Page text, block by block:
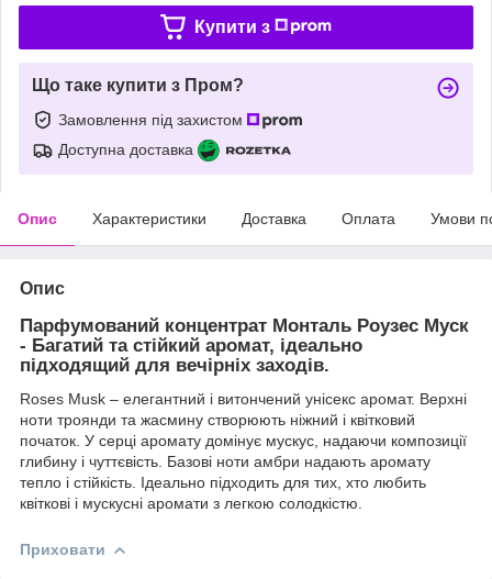
Купити з
Що таке купити з Пром?
Замовлення під захистом
Доступна доставка
Опис Характеристики Доставка Оплата Умови
Опис
Парфумований концентрат Монталь Роузес Муск
- Багатий та стійкий аромат, ідеально
підходящий для вечірніх заходів.
Roses Musk – елегантний і витончений унісекс аромат. Верхні
ноти троянди та жасмину створюють ніжний і квітковий
початок. У серці аромату домінує мускус, надаючи композиції
глибину і чуттєвість. Базові ноти амбри надають аромату
тепло і стійкість. Ідеально підходить для тих, хто любить
квіткові і мускусні аромати з легкою солодкістю.
Приховати